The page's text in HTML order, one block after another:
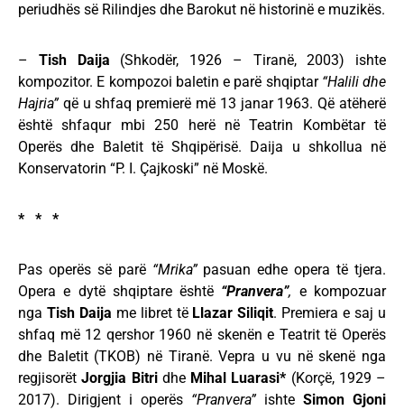
periudhës së Rilindjes dhe Barokut në historinë e muzikës.
– Tish Daija (Shkodër, 1926 – Tiranë, 2003) ishte
kompozitor. E kompozoi baletin e parë shqiptar “Halili dhe
Hajria”që u shfaq premierë më 13 janar 1963. Që atëherë
është shfaqur mbi 250 herë në Teatrin Kombëtar të
Operës dhe Baletit të Shqipërisë. Daija u shkollua në
Konservatorin “P. I. Çajkoski” në Moskë.
* * *
Pas operës së parë “Mrika”pasuan edhe opera të tjera.
Opera e dytë shqiptare është “Pranvera”, e kompozuar
nga Tish Daija me libret të Llazar Siliqit. Premiera e saj u
shfaq më 12 qershor 1960 në skenën e Teatrit të Operës
dhe Baletit (TKOB) në Tiranë. Vepra u vu në skenë nga
regjisorëtJorgjia Bitridhe Mihal Luarasi* (Korçë, 1929 –
2017). Dirigjent i operës “Pranvera”ishte Simon Gjoni